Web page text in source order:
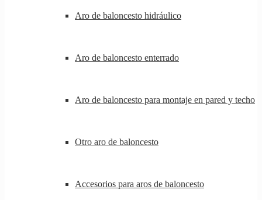
Aro de baloncesto hidráulico
Aro de baloncesto enterrado
Aro de baloncesto para montaje en pared y techo
Otro aro de baloncesto
Accesorios para aros de baloncesto